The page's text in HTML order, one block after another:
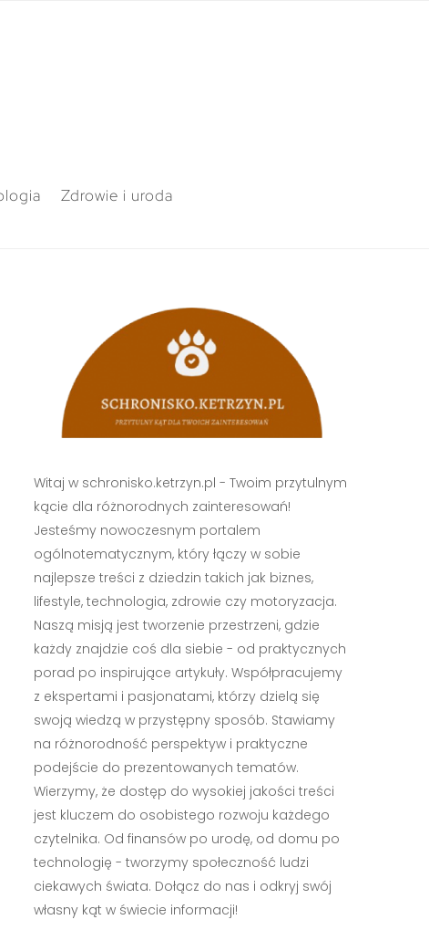
Zdrowie i uroda
Witaj w schronisko.ketrzyn.pl - Twoim przytulnym
kącie dla różnorodnych zainteresowań!
Jesteśmy nowoczesnym portalem
ogólnotematycznym, który łączy w sobie
najlepsze treści z dziedzin takich jak biznes,
lifestyle, technologia, zdrowie czy motoryzacja.
Naszą misją jest tworzenie przestrzeni, gdzie
każdy znajdzie coś dla siebie - od praktycznych
porad po inspirujące artykuły. Współpracujemy
z ekspertami i pasjonatami, którzy dzielą się
swoją wiedzą w przystępny sposób. Stawiamy
na różnorodność perspektyw i praktyczne
podejście do prezentowanych tematów.
Wierzymy, że dostęp do wysokiej jakości treści
jest kluczem do osobistego rozwoju każdego
czytelnika. Od finansów po urodę, od domu po
technologię - tworzymy społeczność ludzi
ciekawych świata. Dołącz do nas i odkryj swój
własny kąt w świecie informacji!